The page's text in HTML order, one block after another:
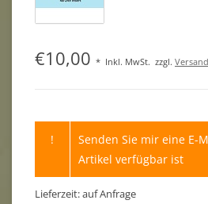
€10,00 * Inkl. MwSt. zzgl.
!
Senden Sie mir eine E-
Artikel verfügbar ist
Lieferzeit: auf Anfrage